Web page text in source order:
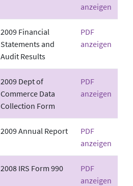
anzeigen
2009 Financial
Statements and
Audit Results
PDF
anzeigen
2009 Dept of
Commerce Data
Collection Form
PDF
anzeigen
2009 Annual Report
PDF
anzeigen
2008 IRS Form 990
PDF
anzeigen